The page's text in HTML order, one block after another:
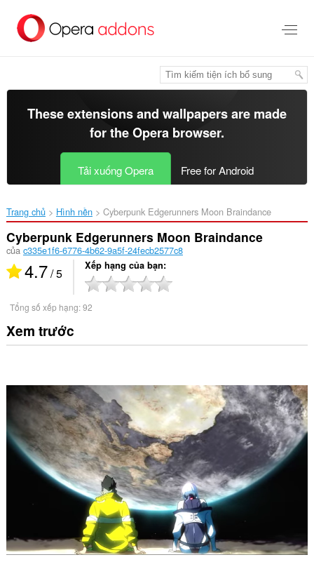
đến
These extensions and wallpapers are made
for theOpera browser.
Tải xuống Opera Free for Android
Trang chủ Hình nền Cyberpunk Edgerunners Moon Braindance‎
Cyberpunk Edgerunners Moon Braindance
của c335e1f6-6776-4b62-9a5f-24fecb2577c8
4.7/ 5 Xếp hạng của bạn
Tổng số xếp hạng:92
Xem trước